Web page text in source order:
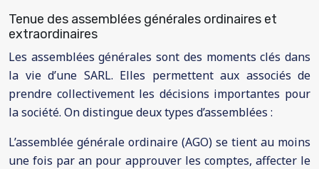
Tenue des assemblées générales ordinaires et
extraordinaires
Les assemblées générales sont des moments clés dans
la vie d’une SARL. Elles permettent aux associés de
prendre collectivement les décisions importantes pour
la société. On distingue deux types d’assemblées :
L’assemblée générale ordinaire (AGO) se tient au moins
une fois par an pour approuver les comptes, affecter le